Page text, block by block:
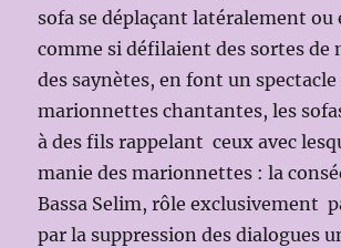
sofa se déplaçant latéralement ou
comme si défilaient des sortes de
des saynètes, en font un spectacle
marionnettes chantantes, les
à des fils rappelant ceux avec
manie des marionnettes : la
Bassa Selim, rôle exclusivement
par la suppression des dialogues